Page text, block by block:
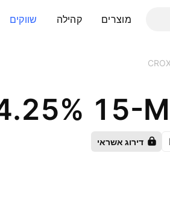
מוצרים קהילה שווקים
15-
דירוג אשראי